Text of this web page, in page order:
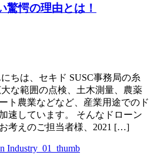
驚愕の理由とは！
ちは、セキド SUSC事務局の糸
な範囲の点検、土木測量、農薬
ト農業などなど、産業用途でのド
速しています。 そんなドローン
考えのご担当者様、2021 […]